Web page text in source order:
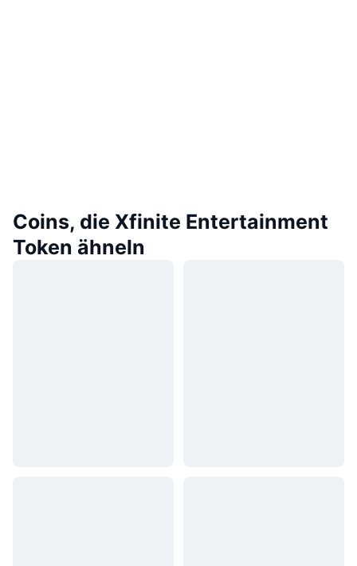
Coins, die Xfinite Entertainment
Token ähneln